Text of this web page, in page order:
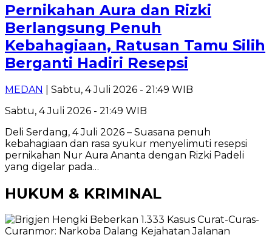
Pernikahan Aura dan Rizki
Berlangsung Penuh
Kebahagiaan, Ratusan Tamu Silih
Berganti Hadiri Resepsi
MEDAN
| Sabtu, 4 Juli 2026 - 21:49 WIB
Sabtu, 4 Juli 2026 - 21:49 WIB
Deli Serdang, 4 Juli 2026 – Suasana penuh
kebahagiaan dan rasa syukur menyelimuti resepsi
pernikahan Nur Aura Ananta dengan Rizki Padeli
yang digelar pada…
HUKUM & KRIMINAL